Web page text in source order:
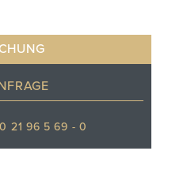
21 96 5 69 - 0